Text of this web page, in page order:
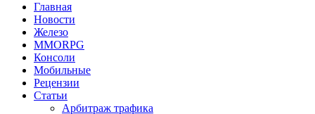
Главная
Новости
Железо
MMORPG
Консоли
Мобильные
Рецензии
Статьи
Арбитраж трафика